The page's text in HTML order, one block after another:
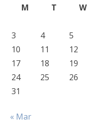
M
T W
3
4 5
10
11 12
17
18 19
24
25 26
31
« Mar